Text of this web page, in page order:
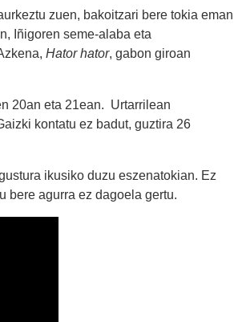
zuen, bakoitzari bere tokia eman
Iñigoren seme-alaba eta
Hator hator, gabon giroan
20an eta 21ean. Urtarrilean
kontatu ez badut, guztira 26
ikusiko duzu eszenatokian. Ez
bere agurra ez dagoela gertu.